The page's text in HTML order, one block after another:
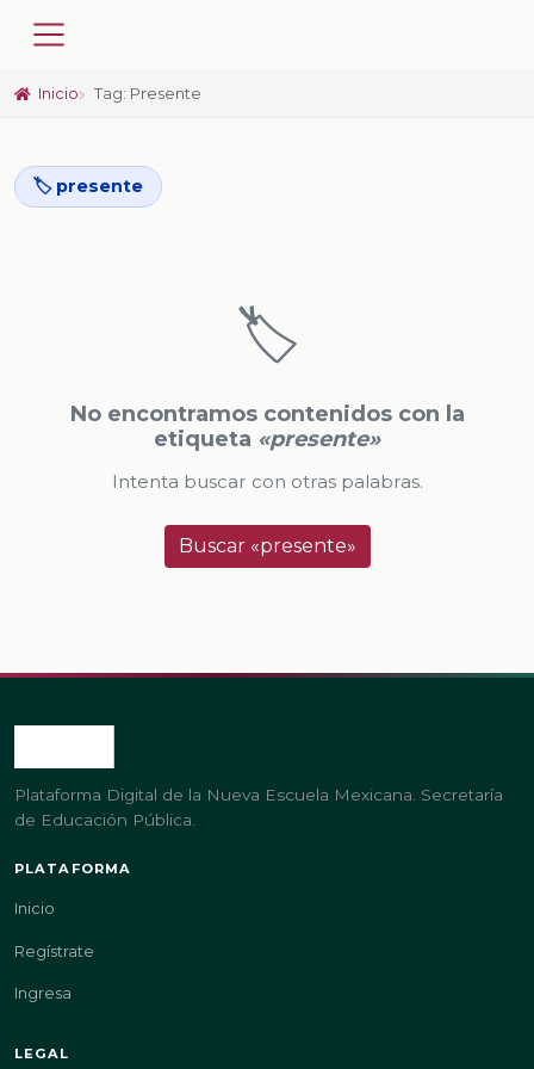
Inicio Tag: Presente
🏷️ presente
🏷️
No encontramos contenidos con la
etiqueta «presente»
Intenta buscar con otras palabras.
Buscar «presente»
Plataforma Digital de la Nueva Escuela Mexicana. Secretaría
de Educación Pública.
PLATAFORMA
Inicio
Regístrate
Ingresa
LEGAL